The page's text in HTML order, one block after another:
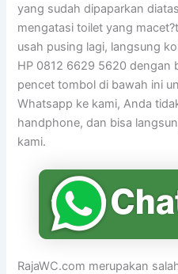
yang sudah dipaparkan
mengatasi toilet yang
usah pusing lagi, langsung
HP 0812 6629 5620 dengan
pencet tombol di bawah ini
Whatsapp ke kami, Anda
handphone, dan bisa
kami.
RajaWC.com merupakan